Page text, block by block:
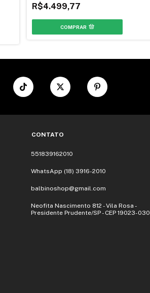
R$4.499,77
COMPRAR
CONTATO
551839162010
WhatsApp (18) 3916-2010
balbinoshop@gmail.com
Neofita Nascimento 812 - Vila Rosa -
Presidente Prudente/SP - CEP 19023-030